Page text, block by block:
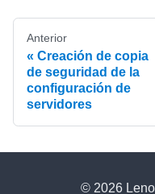
Anterior
Creación de copia
de seguridad de la
configuración de
servidores
© 2026